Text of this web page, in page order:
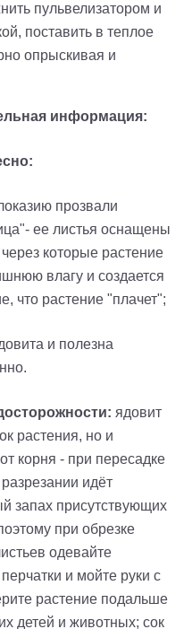
пульвелизатором и
поставить в теплое
опрыскивая и
информация:
прозвали
ее листья оснащены
которые растение
влагу и создается
что растение "плачет";
и полезна
ядовит
растения, но и
корня - при пересадке
идёт
запах присутствующих
при обрезке
одевайте
и мойте руки с
растение подальше
детей и животных; сок